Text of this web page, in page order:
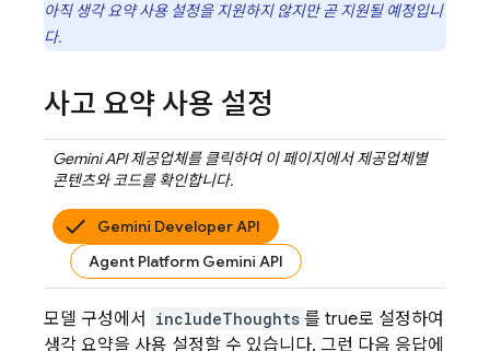
아직 생각 요약 사용 설정을 지원하지 않지만 곧 지원될 예정입니
다.
사고 요약 사용 설정
Gemini API제공업체를 클릭하여 이 페이지에서 제공업체별
콘텐츠와 코드를 확인합니다.
Gemini Developer API
Agent Platform Gemini API
모델 구성에서 includeThoughts 를 true로 설정하여
생각 요약을 사용 설정할 수 있습니다. 그런 다음 응답에